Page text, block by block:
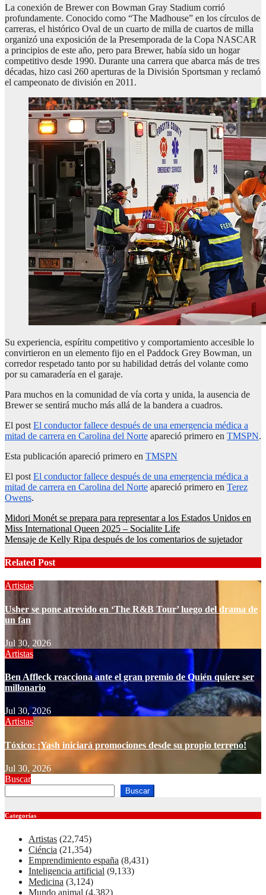
La conexión de Brewer con Bowman Gray Stadium corrió
profundamente. Conocido como “The Madhouse” en los círculos de
carreras, el histórico Oval de un cuarto de milla de cuartos de milla
organizó una exposición de la Presemporada de la Copa NASCAR
a principios de este año, pero para Brewer, había sido un hogar
competitivo desde 1990. Durante una carrera que abarca más de tres
décadas, hizo casi 260 aperturas de la División Sportsman y reclamó
el campeonato de división en 2011.
Su experiencia, espíritu competitivo y comportamiento accesible lo
convirtieron en un elemento fijo en el Paddock Grey Bowman, un
corredor respetado tanto por su habilidad detrás del volante como
por su camaradería en el garaje.
Para muchos en la comunidad de vía corta y unida, la ausencia de
Brewer se sentirá mucho más allá de la bandera a cuadros.
El post El conductor fallece después de una emergencia médica a
mitad de carrera en Carolina del Norte apareció primero en TMSPN.
Esta publicación apareció primero en TMSPN
El post El conductor fallece después de una emergencia médica a
mitad de carrera en Carolina del Norte apareció primero en Terez
Owens.
Post
navigation
Midori Monét se prepara para representar a los Estados Unidos en
Miss International Queen 2025 – Socialite Life
Mensaje de Kelly Ripa después de los comentarios de sujetador
Related Post
Artistas
Usher se pone atrevido en ‘The R&B Tour’ luego del drama de
un fan
Jul 30, 2026
Artistas
Ben Affleck reacciona ante el gran premio de Quién quiere ser
millonario
Jul 30, 2026
Artistas
Tóxico: ¡Yash iniciará promociones desde su propio terreno!
Jul 30, 2026
Buscar
Buscar
Categorías
Artistas (22,745)
Ciéncia (21,354)
Emprendimiento españa (8,431)
Inteligencia artificial (9,133)
Medicina (3,124)
Mundo animal (4,382)